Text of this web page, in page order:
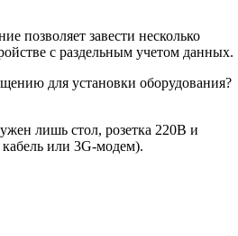
позволяет завести несколько
с раздельным учетом данных.
для установки оборудования?
лишь стол, розетка 220В и
или 3G-модем).